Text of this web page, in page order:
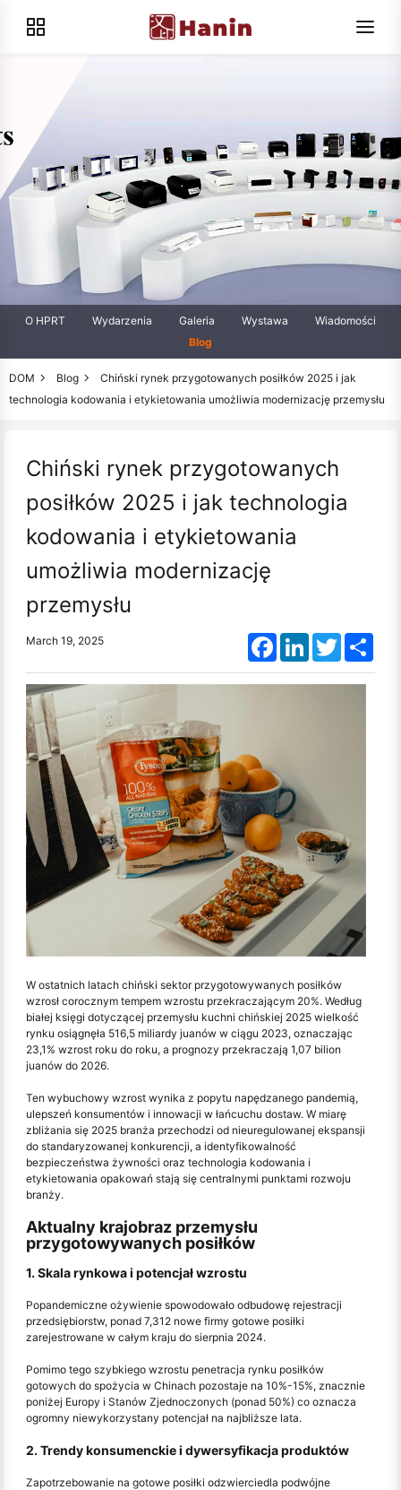
O HPRT Wydarzenia Galeria Wystawa
Wiadomości
Blog
DOM Blog
Chiński rynek przygotowanych posiłków 2025 i jak
technologia kodowania i etykietowania umożliwia modernizację przemysłu
Chiński rynek przygotowanych
posiłków 2025 i jak technologia
kodowania i etykietowania
umożliwia modernizację
przemysłu
March 19, 2025 FacebookLinkedInTwitter
W ostatnich latach chiński sektor przygotowywanych posiłków
wzrosł corocznym tempem wzrostu przekraczającym 20%. Według
białej księgi dotyczącej przemysłu kuchni chińskiej 2025 wielkość
rynku osiągnęła 516,5 miliardy juanów w ciągu 2023, oznaczając
23,1% wzrost roku do roku, a prognozy przekraczają 1,07 bilion
juanów do 2026.
Ten wybuchowy wzrost wynika z popytu napędzanego pandemią,
ulepszeń konsumentów i innowacji w łańcuchu dostaw. W miarę
zbliżania się 2025 branża przechodzi od nieuregulowanej ekspansji
do standaryzowanej konkurencji, a identyfikowalność
bezpieczeństwa żywności oraz technologia kodowania i
etykietowania opakowań stają się centralnymi punktami rozwoju
branży.
Aktualny krajobraz przemysłu
przygotowywanych posiłków
1. Skala rynkowa i potencjał wzrostu
Popandemiczne ożywienie spowodowało odbudowę rejestracji
przedsiębiorstw, ponad 7,312 nowe firmy gotowe posiłki
zarejestrowane w całym kraju do sierpnia 2024.
Pomimo tego szybkiego wzrostu penetracja rynku posiłków
gotowych do spożycia w Chinach pozostaje na 10%-15%, znacznie
poniżej Europy i Stanów Zjednoczonych (ponad 50%) co oznacza
ogromny niewykorzystany potencjał na najbliższe lata.
2. Trendy konsumenckie i dywersyfikacja produktów
Zapotrzebowanie na gotowe posiłki odzwierciedla podwójne